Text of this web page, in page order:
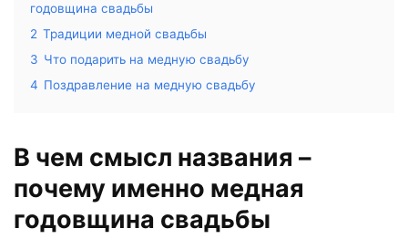
годовщина свадьбы
2 Традиции медной свадьбы
3 Что подарить на медную свадьбу
4 Поздравление на медную свадьбу
В чем смысл названия –
почему именно медная
годовщина свадьбы